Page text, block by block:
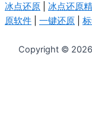
冰点还原 冰点还原
原软件
一键还原
Copyright © 2026